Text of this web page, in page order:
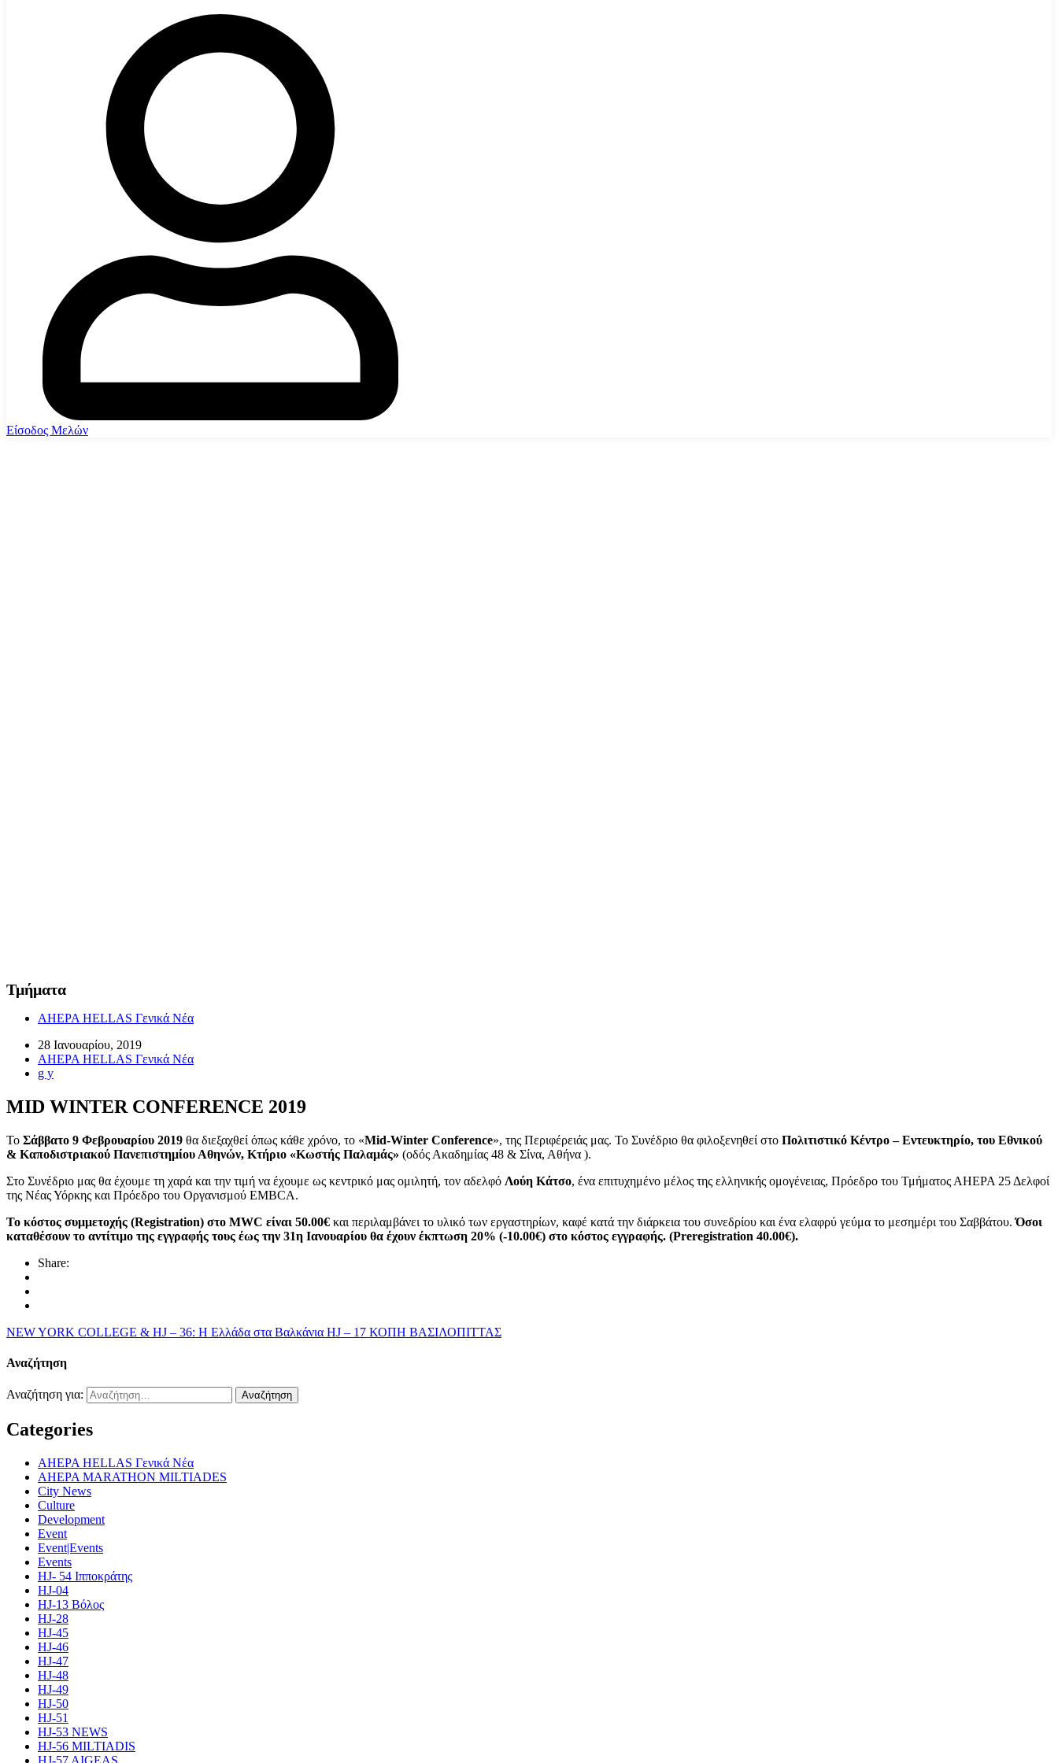
Είσοδος Μελών
Τμήματα
AHEPA HELLAS Γενικά Νέα
28 Ιανουαρίου, 2019
AHEPA HELLAS Γενικά Νέα
g y
MID WINTER CONFERENCE 2019
Το Σάββατο 9 Φεβρουαρίου 2019 θα διεξαχθεί όπως κάθε χρόνο, το «Mid-Winter Conference», της Περιφέρειάς μας. Το Συνέδριο θα φιλοξενηθεί στο Πολιτιστικό Κέντρο – Εντευκτηρίο, του Εθνικού
& Καποδιστριακού Πανεπιστημίου Αθηνών, Κτήριο «Κωστής Παλαμάς» (οδός Ακαδημίας 48 & Σίνα, Αθήνα ).
Στο Συνέδριο μας θα έχουμε τη χαρά και την τιμή να έχουμε ως κεντρικό μας ομιλητή, τον αδελφό Λούη Κάτσο, ένα επιτυχημένο μέλος της ελληνικής ομογένειας, Πρόεδρο του Τμήματος ΑΗΕΡΑ 25 Δελφοί
της Νέας Υόρκης και Πρόεδρο του Οργανισμού EMBCA.
Το κόστος συμμετοχής (Registration) στο MWC είναι 50.00€ και περιλαμβάνει το υλικό των εργαστηρίων, καφέ κατά την διάρκεια του συνεδρίου και ένα ελαφρύ γεύμα το μεσημέρι του Σαββάτου.Όσοι
καταθέσουν το αντίτιμο της εγγραφής τους έως την 31η Ιανουαρίου θα έχουν έκπτωση 20% (-10.00€) στο κόστος εγγραφής. (Preregistration 40.00€).
Share:
NEW YORK COLLEGE & HJ – 36: Η Ελλάδα στα Βαλκάνια HJ – 17 ΚΟΠΗ ΒΑΣΙΛΟΠΙΤΤΑΣ
Αναζήτηση
Αναζήτηση για:
Categories
AHEPA HELLAS Γενικά Νέα
AHEPA MARATHON MILTIADES
City News
Culture
Development
Event
Event|Events
Events
HJ- 54 Ιπποκράτης
HJ-04
HJ-13 Βόλος
HJ-28
HJ-45
HJ-46
HJ-47
HJ-48
HJ-49
HJ-50
HJ-51
HJ-53 NEWS
HJ-56 MILTIADIS